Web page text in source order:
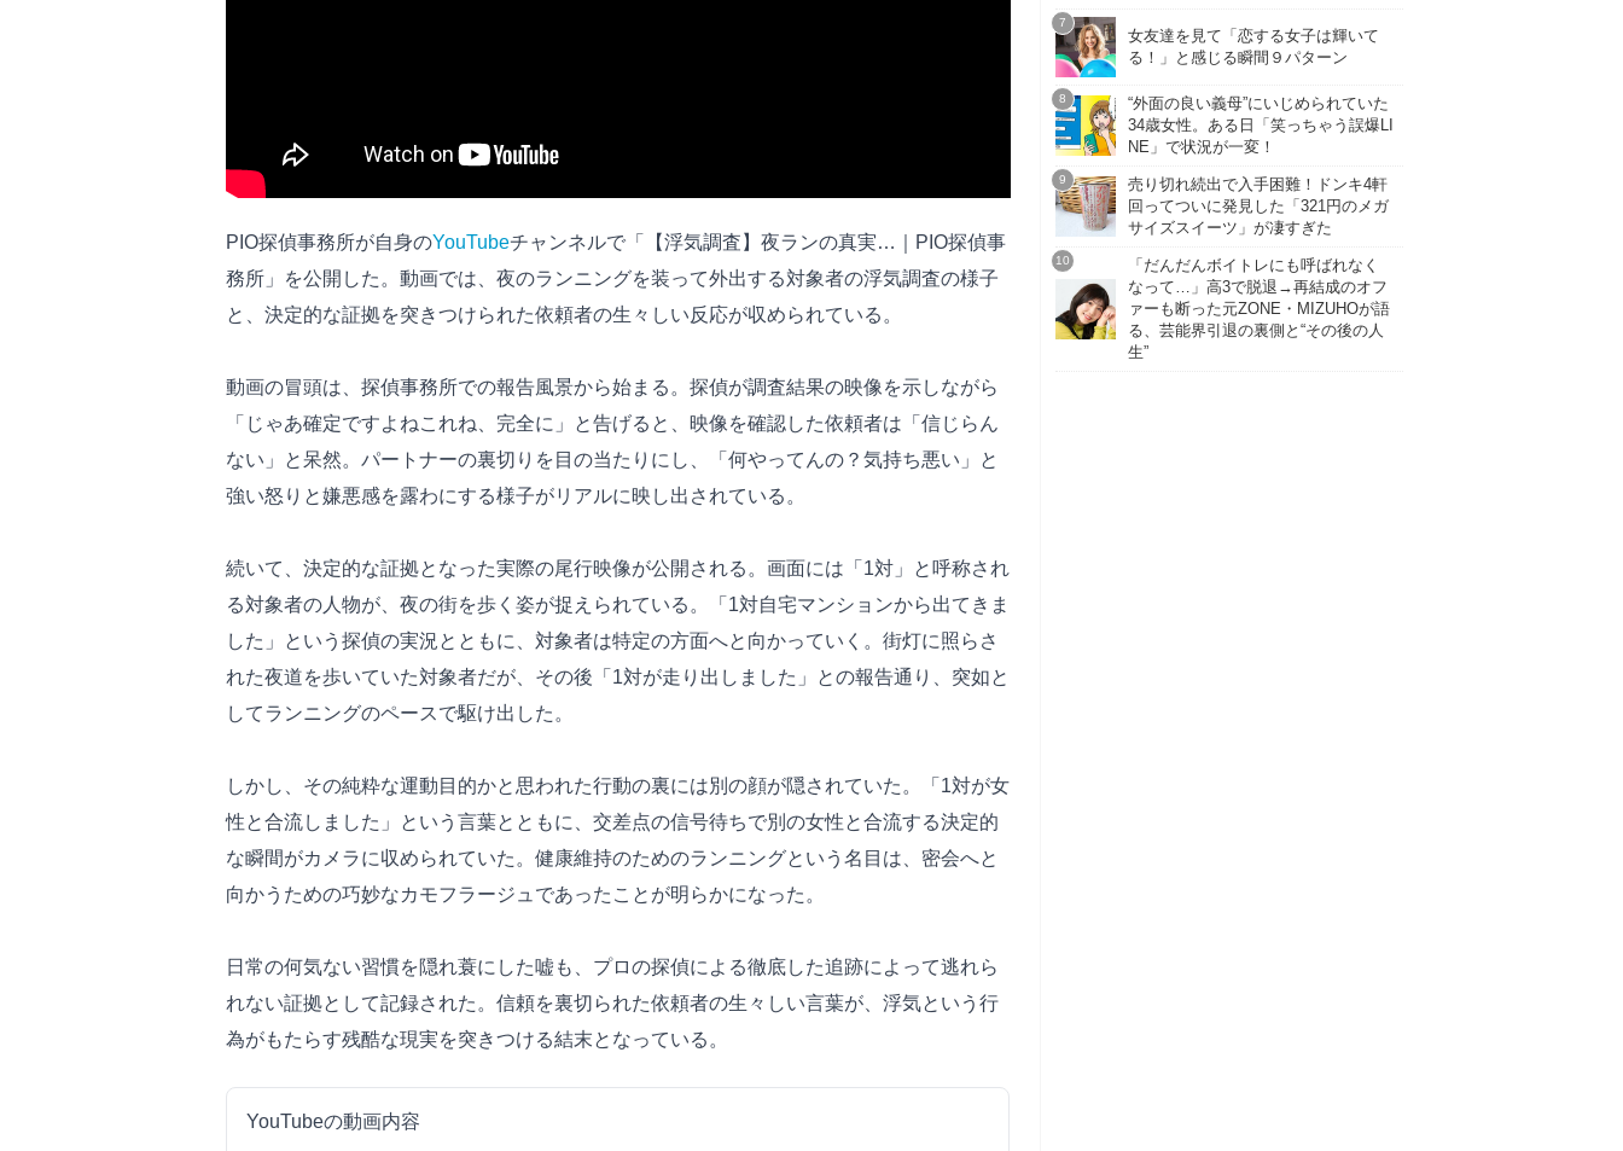
PIO探偵事務所が自身のYouTubeチャンネルで「【浮気調査】夜ランの真実…｜PIO探偵事
務所」を公開した。動画では、夜のランニングを装って外出する対象者の浮気調査の様子
と、決定的な証拠を突きつけられた依頼者の生々しい反応が収められている。
動画の冒頭は、探偵事務所での報告風景から始まる。探偵が調査結果の映像を示しながら
「じゃあ確定ですよねこれね、完全に」と告げると、映像を確認した依頼者は「信じらん
ない」と呆然。パートナーの裏切りを目の当たりにし、「何やってんの？気持ち悪い」と
強い怒りと嫌悪感を露わにする様子がリアルに映し出されている。
続いて、決定的な証拠となった実際の尾行映像が公開される。画面には「1対」と呼称され
る対象者の人物が、夜の街を歩く姿が捉えられている。「1対自宅マンションから出てきま
した」という探偵の実況とともに、対象者は特定の方面へと向かっていく。街灯に照らさ
れた夜道を歩いていた対象者だが、その後「1対が走り出しました」との報告通り、突如と
してランニングのペースで駆け出した。
しかし、その純粋な運動目的かと思われた行動の裏には別の顔が隠されていた。「1対が女
性と合流しました」という言葉とともに、交差点の信号待ちで別の女性と合流する決定的
な瞬間がカメラに収められていた。健康維持のためのランニングという名目は、密会へと
向かうための巧妙なカモフラージュであったことが明らかになった。
日常の何気ない習慣を隠れ蓑にした嘘も、プロの探偵による徹底した追跡によって逃れら
れない証拠として記録された。信頼を裏切られた依頼者の生々しい言葉が、浮気という行
為がもたらす残酷な現実を突きつける結末となっている。
YouTubeの動画内容
女友達を見て「恋する女子は輝いて
る！」と感じる瞬間９パターン
“外面の良い義母”にいじめられていた
34歳女性。ある日「笑っちゃう誤爆LI
NE」で状況が一変！
売り切れ続出で入手困難！ドンキ4軒
回ってついに発見した「321円のメガ
サイズスイーツ」が凄すぎた
「だんだんボイトレにも呼ばれなく
なって…」高3で脱退→再結成のオフ
ァーも断った元ZONE・MIZUHOが語
る、芸能界引退の裏側と“その後の人
生”